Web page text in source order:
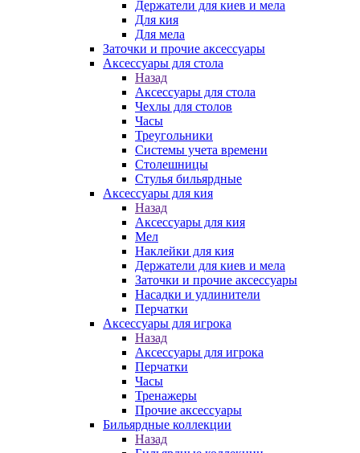
Держатели для киев и мела
Для кия
Для мела
Заточки и прочие аксессуары
Аксессуары для стола
Назад
Аксессуары для стола
Чехлы для столов
Часы
Треугольники
Системы учета времени
Столешницы
Стулья бильярдные
Аксессуары для кия
Назад
Аксессуары для кия
Мел
Наклейки для кия
Держатели для киев и мела
Заточки и прочие аксессуары
Насадки и удлинители
Перчатки
Аксессуары для игрока
Назад
Аксессуары для игрока
Перчатки
Часы
Тренажеры
Прочие аксессуары
Бильярдные коллекции
Назад